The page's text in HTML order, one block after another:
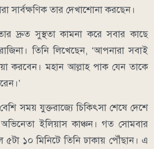
সার্বক্ষণিক তার দেখাশোনা করছেন।
দ্রুত সুস্থতা কামনা করে সবার কাছে
তিনি লিখেছেন, ‘আপনারা সবাই
করবেন। মহান আল্লাহ পাক যেন তাকে
সময় যুক্তরাজ্যে চিকিৎসা শেষে দেশে
ইলিয়াস কাঞ্চন। গত সোমবার
১০ মিনিটে তিনি ঢাকায় পৌঁছান। এ